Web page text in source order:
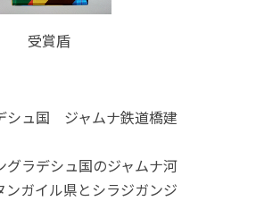
受賞盾
シュ国 ジャムナ鉄道橋建
グラデシュ国のジャムナ河
ンガイル県とシラジガンジ